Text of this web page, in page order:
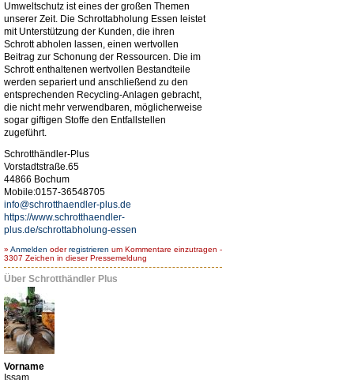
Umweltschutz ist eines der großen Themen
unserer Zeit. Die Schrottabholung Essen leistet
mit Unterstützung der Kunden, die ihren
Schrott abholen lassen, einen wertvollen
Beitrag zur Schonung der Ressourcen. Die im
Schrott enthaltenen wertvollen Bestandteile
werden separiert und anschließend zu den
entsprechenden Recycling-Anlagen gebracht,
die nicht mehr verwendbaren, möglicherweise
sogar giftigen Stoffe den Entfallstellen
zugeführt.
Schrotthändler-Plus
Vorstadtstraße.65
44866 Bochum
Mobile:0157-36548705
info@schrotthaendler-plus.de
https://www.schrotthaendler-
plus.de/schrottabholung-essen
» Anmelden oderregistrieren um Kommentare einzutragen -
3307 Zeichen in dieser Pressemeldung
Über Schrotthändler Plus
Vorname
Issam